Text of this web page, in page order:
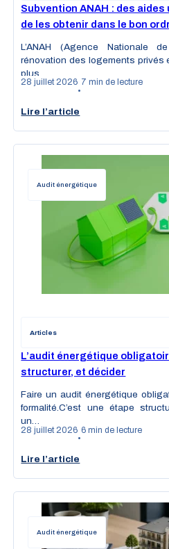
Subvention ANAH : des
de les obtenir dans le bon
L’ANAH (Agence Nationale
rénovation des logements privés
plus…
28 juillet 2026
•
7 min de lecture
Lire l’article
Audit énergétique
Articles
L’audit énergétique
structurer, et décider
Faire un audit énergétique
formalité.C’est une étape
un…
28 juillet 2026
•
6 min de lecture
Lire l’article
Audit énergétique